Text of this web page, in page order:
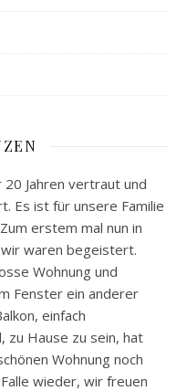
Jahren vertraut und
Es ist für unsere Familie
erstem mal nun in
waren begeistert.
Wohnung und
Fenster ein anderer
einfach
zu Hause zu sein, hat
Wohnung noch
wieder, wir freuen